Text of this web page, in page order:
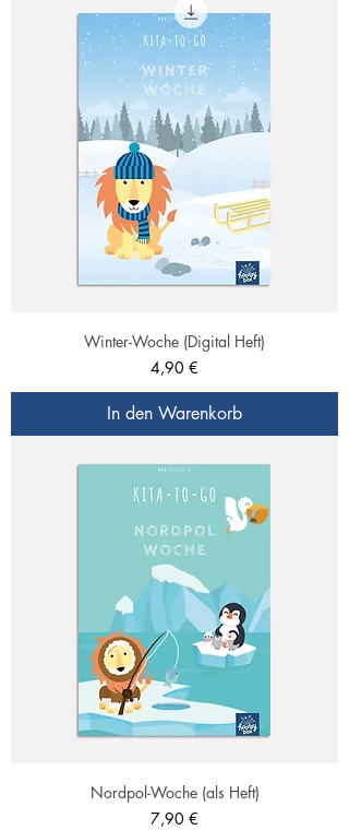
Winter-Woche (Digital Heft)
Preis
4,90 €
In den Warenkorb
Nordpol-Woche (als Heft)
Preis
7,90 €